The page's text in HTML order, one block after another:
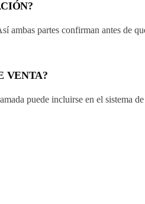
partes confirman antes de
VENTA?
puede incluirse en el sistema